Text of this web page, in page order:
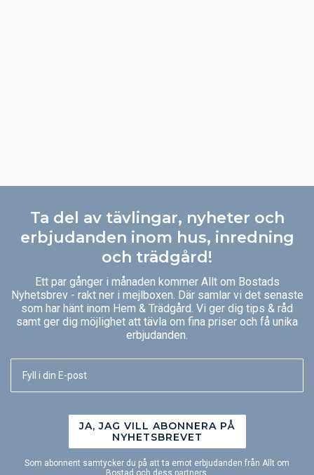
Ta del av tävlingar, nyheter och
erbjudanden inom hus, inredning
och trädgård!
Ett par gånger i månaden kommer Allt om Bostads
Nyhetsbrev - rakt ner i mejlboxen. Där samlar vi det senaste
som har hänt inom Hem & Trädgård. Vi ger dig tips & råd
samt ger dig möjlighet att tävla om fina priser och få unika
erbjudanden.
JA, JAG VILL ABONNERA PÅ
NYHETSBREVET
Som abonnent samtycker du på att ta emot erbjudanden från Allt om